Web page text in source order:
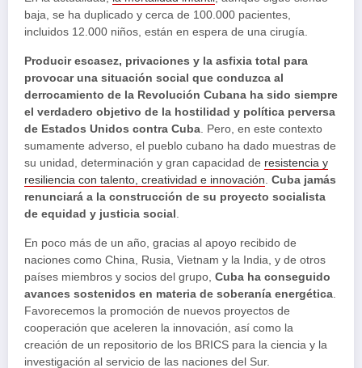
baja, se ha duplicado y cerca de 100.000 pacientes,
incluidos 12.000 niños, están en espera de una cirugía.
Producir escasez, privaciones y la asfixia total para
provocar una situación social que conduzca al
derrocamiento de la Revolución Cubana ha sido siempre
el verdadero objetivo de la hostilidad y política perversa
de Estados Unidos contra Cuba. Pero, en este contexto
sumamente adverso, el pueblo cubano ha dado muestras de
su unidad, determinación y gran capacidad de resistencia y
resiliencia con talento, creatividad e innovación. Cuba jamás
renunciará a la construcción de su proyecto socialista
de equidad y justicia social .
En poco más de un año, gracias al apoyo recibido de
naciones como China, Rusia, Vietnam y la India, y de otros
países miembros y socios del grupo, Cuba ha conseguido
avances sostenidos en materia de soberanía energética.
Favorecemos la promoción de nuevos proyectos de
cooperación que aceleren la innovación, así como la
creación de un repositorio de los BRICS para la ciencia y la
investigación al servicio de las naciones del Sur.